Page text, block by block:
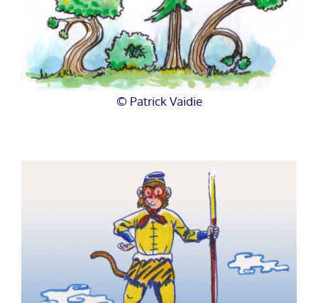
© Patrick Vaidie